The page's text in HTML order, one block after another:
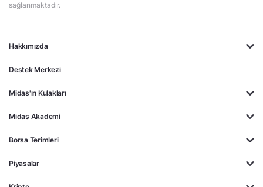
Hakkımızda
Destek Merkezi
Midas'ın Kulakları
Midas Akademi
Borsa Terimleri
Piyasalar
sağlanmaktadır.